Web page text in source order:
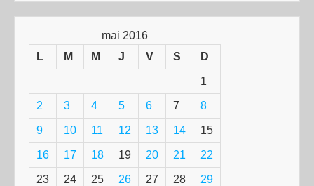
mai 2016
L
M M J V S D
1
2 3 4 5 6 7 8
9 10 11 12 13 14 15
16 17 18 19 20 21 22
23 24 25 26 27 28 29